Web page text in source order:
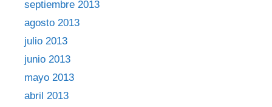
septiembre 2013
agosto 2013
julio 2013
junio 2013
mayo 2013
abril 2013